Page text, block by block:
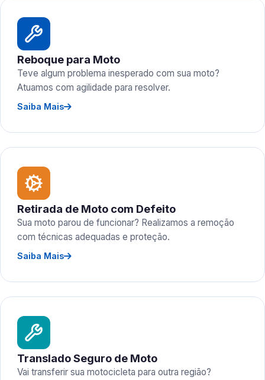
Reboque para Moto
Teve algum problema inesperado com sua moto?
Atuamos com agilidade para resolver.
Saiba Mais
Retirada de Moto com Defeito
Sua moto parou de funcionar? Realizamos a remoção
com técnicas adequadas e proteção.
Saiba Mais
Translado Seguro de Moto
Vai transferir sua motocicleta para outra região?